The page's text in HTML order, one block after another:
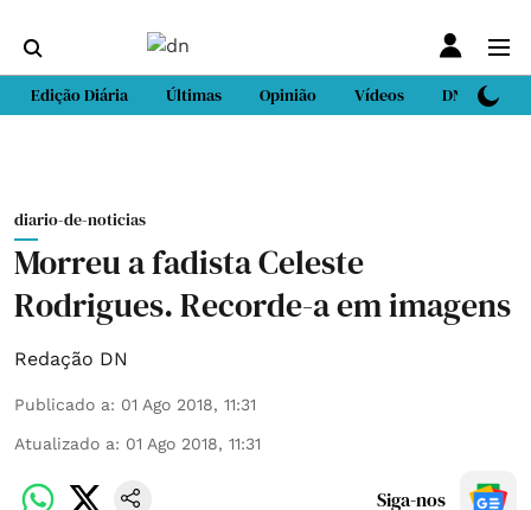
Edição Diária Últimas Opinião Vídeos DN Sport
diario-de-noticias
Morreu a fadista Celeste
Rodrigues. Recorde-a em imagens
Redação DN
Publicado a: 01 Ago 2018, 11:31
Atualizado a: 01 Ago 2018, 11:31
Siga-nos